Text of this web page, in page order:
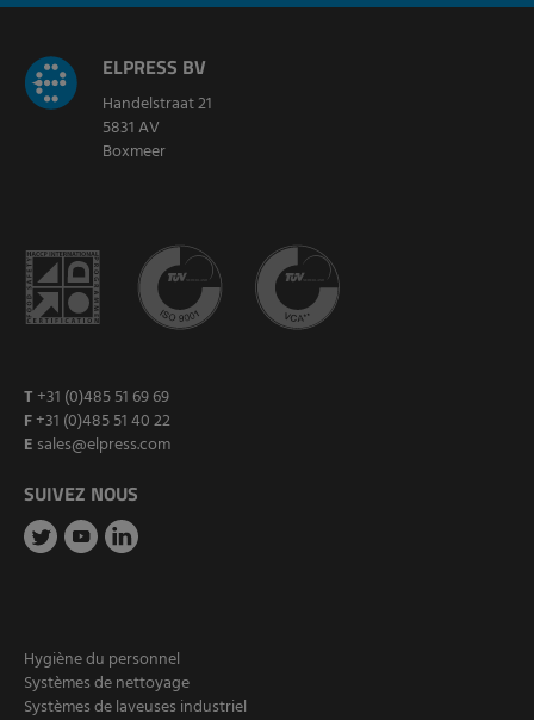
ELPRESS BV
Handelstraat 21
5831 AV
Boxmeer
T +31 (0)485 51 69 69
F+31 (0)485 51 40 22
E sales@elpress.com
SUIVEZ NOUS
Hygiène du personnel
Systèmes de nettoyage
Systèmes de laveuses industriel